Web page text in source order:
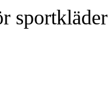
sportkläder